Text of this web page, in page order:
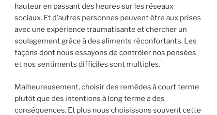
hauteur en passant des heures sur les réseaux
sociaux. Et d’autres personnes peuvent être aux prises
avec une expérience traumatisante et chercher un
soulagement grâce à des aliments réconfortants. Les
façons dont nous essayons de contrôler nos pensées
et nos sentiments difficiles sont multiples.
Malheureusement, choisir des remèdes à court terme
plutôt que des intentions à long terme a des
conséquences. Et plus nous choisissons souvent cette